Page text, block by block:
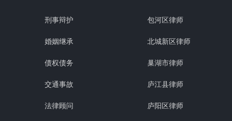
刑事辩护
婚姻继承
债权债务
交通事故
法律顾问
包河区律师
北城新区律师
巢湖市律师
庐江县律师
庐阳区律师